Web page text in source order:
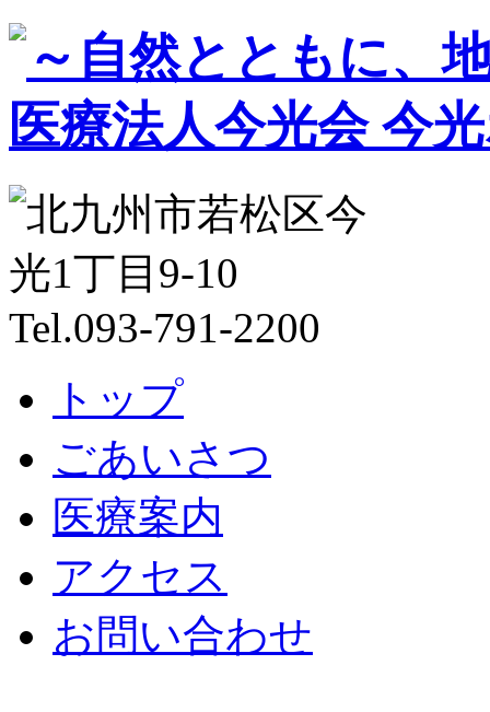
トップ
ごあいさつ
医療案内
アクセス
お問い合わせ